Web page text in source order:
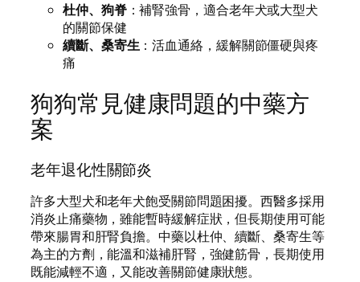
杜仲、狗脊：補腎強骨，適合老年犬或大型犬
的關節保健
續斷、桑寄生：活血通絡，緩解關節僵硬與疼
痛
狗狗常見健康問題的中藥方
案
老年退化性關節炎
許多大型犬和老年犬飽受關節問題困擾。西醫多採用
消炎止痛藥物，雖能暫時緩解症狀，但長期使用可能
帶來腸胃和肝腎負擔。中藥以杜仲、續斷、桑寄生等
為主的方劑，能溫和滋補肝腎，強健筋骨，長期使用
既能減輕不適，又能改善關節健康狀態。